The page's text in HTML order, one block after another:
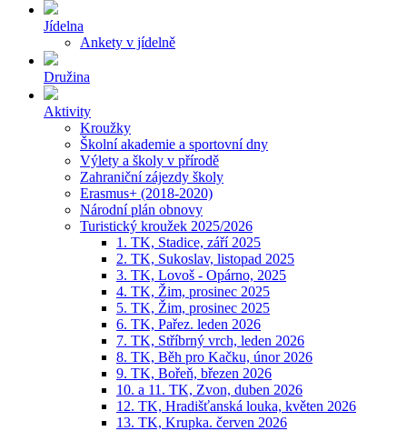
Jídelna
Ankety v jídelně
Družina
Aktivity
Kroužky
Školní akademie a sportovní dny
Výlety a školy v přírodě
Zahraniční zájezdy školy
Erasmus+ (2018-2020)
Národní plán obnovy
Turistický kroužek 2025/2026
1. TK, Stadice, září 2025
2. TK, Sukoslav, listopad 2025
3. TK, Lovoš - Opárno, 2025
4. TK, Žim, prosinec 2025
5. TK, Žim, prosinec 2025
6. TK, Pařez. leden 2026
7. TK, Stříbrný vrch, leden 2026
8. TK, Běh pro Kačku, únor 2026
9. TK, Bořeň, březen 2026
10. a 11. TK, Zvon, duben 2026
12. TK, Hradišťanská louka, květen 2026
13. TK, Krupka. červen 2026